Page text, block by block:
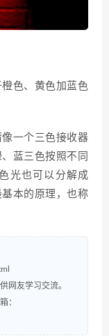
色、黄色加蓝色
一个三色接收器
蓝三色按照不同
光也可以分解成
本的原理，也称
网友学习交流。
：